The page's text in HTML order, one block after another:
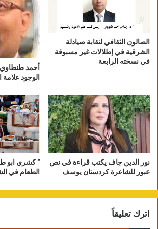
كما علّقت بدرية مؤخرًا في بث
الرسمية في فيسبوك على مزاعم
زوجها، ودور مزعوم لها في تجارة
وأعربت عن استيائها مما تم
للتحقيق معها من السلطات
وقالت الفنّانة المصرية إنها
العام ضد من اختلق، وروّج هذه
الصالون الثقافي لنقابة صيادلة
الشرقية في إطلالات غير مسبوقة
في نسخته الرابعة
أحمد
الوجود علامة
نور الدين جاف يكتب قراءة في نص
عبور للشاعرة كردستان يوسف
” كشري ابو
الطعام في
اترك تعليقاً